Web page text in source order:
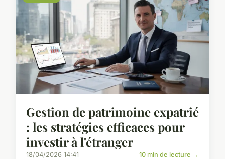
Gestion de patrimoine expatrié
: les stratégies efficaces pour
investir à l'étranger
18/04/2026 14:41 10 min de lecture →